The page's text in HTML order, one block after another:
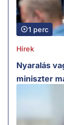
1 perc
Hírek
Nyaralás
miniszter